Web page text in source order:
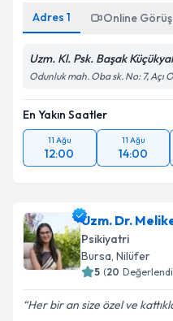
Adres 1 Online
Uzm. Kl. Psk. Başak
Odunluk mah. Oba sk. No: 7, Açı
En Yakın Saatler
11 Ağu
12:00
11 Ağu
14:00
Uzm. Dr.
Psikiyatri
Bursa,Nilüfer
(
Her bir an size özel ve